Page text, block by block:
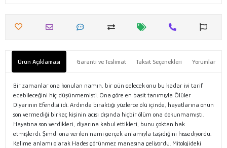
Ürün Açıklaması Garanti ve Teslimat Taksit Seçenekleri Yorumlar
Bir zamanlar ona konulan namın, bir gün gelecek onu bu kadar iyi tarif
edebileceğini hiç düşünmemişti. Ona göre en basit tanımıyla Ölüler
Diyarının Efendisi idi. Ardında bıraktığı yüzlerce ölü içinde, hayatlarına onun
son vermediği birkaç kişinin acısı dışında hiçbir ölüm ona dokunmamıştı.
Hayatına son verdikleri, diyarına kabul ettikleri, bunu çoktan hak
etmişlerdi. Şimdi ona verilen namı gerçek anlamıyla taşıdığını hissediyordu.
Kelime anlamı olarak Hades görünmez manasına geliyordu. Mitolojideki